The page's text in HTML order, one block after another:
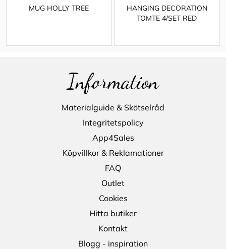
MUG HOLLY TREE
HANGING DECORATION
TOMTE 4/SET RED
Information
Materialguide & Skötselråd
Integritetspolicy
App4Sales
Köpvillkor & Reklamationer
FAQ
Outlet
Cookies
Hitta butiker
Kontakt
Blogg - inspiration